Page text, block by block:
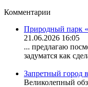
Комментарии
Природный парк
21.06.2026 16:05
... предлагаю
задуматся как
Запретный город
Великолепный